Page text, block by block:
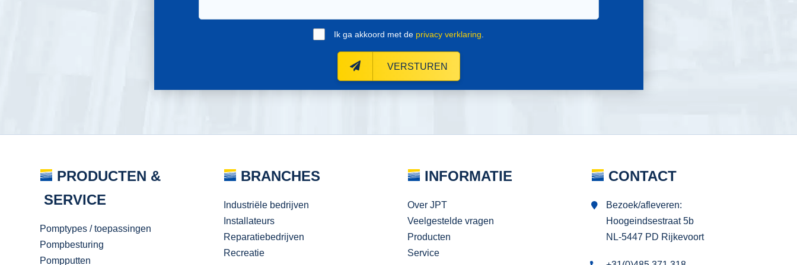
Ik ga akkoord met de privacy verklaring
VERSTUREN
PRODUCTEN &
SERVICE
Pomptypes / toepassingen
Pompbesturing
Pompputten
BRANCHES
Industriële bedrijven
Installateurs
Reparatiebedrijven
Recreatie
INFORMATIE
Over JPT
Veelgestelde vragen
Producten
Service
CONTACT
Bezoek/afleveren:
Hoogeindsestraat 5b
NL-5447 PD Rijkevoort